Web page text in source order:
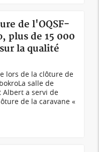
de l'OQSF-
plus de 15 000
la qualité
lors de la clôture de
salle de
Albert a servi de
de la caravane «